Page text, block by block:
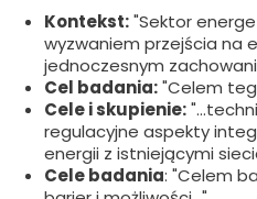
Kontekst:"Sektor
wyzwaniem przejścia na
jednoczesnym
Cel badania:"Celem
Cele i skupienie:
regulacyjne aspekty
energii z istniejącymi
Cele badania: "Celem